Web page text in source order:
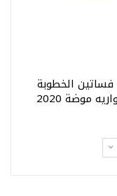
الخطوبة
موضة 2020